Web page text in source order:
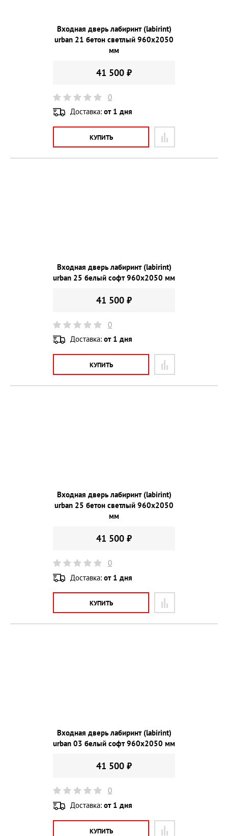
Входная дверь лабиринт (labirint)
urban 21 бетон светлый 960х2050
мм
41 500 ₽
0
Доставка: от 1 дня
КУПИТЬ
Входная дверь лабиринт (labirint)
urban 25 белый софт 960х2050 мм
41 500 ₽
0
Доставка: от 1 дня
КУПИТЬ
Входная дверь лабиринт (labirint)
urban 25 бетон светлый 960х2050
мм
41 500 ₽
0
Доставка: от 1 дня
КУПИТЬ
Входная дверь лабиринт (labirint)
urban 03 белый софт 960х2050 мм
41 500 ₽
0
Доставка: от 1 дня
КУПИТЬ